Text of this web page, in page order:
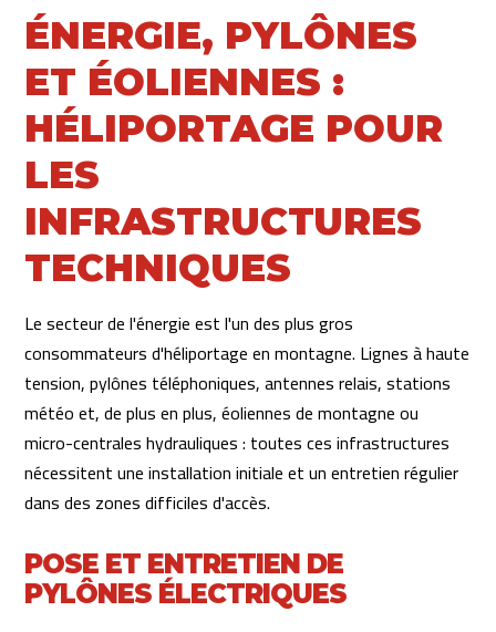
ÉNERGIE, PYLÔNES
ET ÉOLIENNES :
HÉLIPORTAGE POUR
LES
INFRASTRUCTURES
TECHNIQUES
Le secteur de l'énergie est l'un des plus gros
consommateurs d'héliportage en montagne. Lignes à haute
tension, pylônes téléphoniques, antennes relais, stations
météo et, de plus en plus, éoliennes de montagne ou
micro-centrales hydrauliques : toutes ces infrastructures
nécessitent une installation initiale et un entretien régulier
dans des zones difficiles d'accès.
POSE ET ENTRETIEN DE
PYLÔNES ÉLECTRIQUES